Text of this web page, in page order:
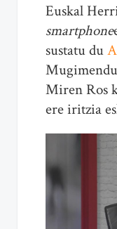
Euskal
smartphone
sustatu du
Miren Ros
ere iritzia